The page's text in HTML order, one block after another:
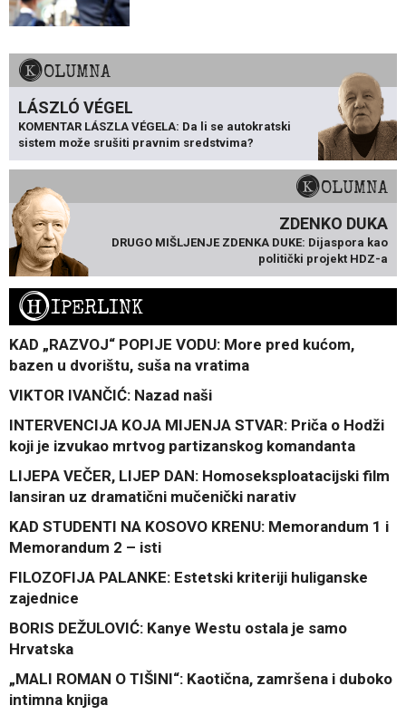
KOLUMNA
LÁSZLÓ VÉGEL
KOMENTAR LÁSZLA VÉGELA: Da li se autokratski
sistem može srušiti pravnim sredstvima?
KOLUMNA
ZDENKO DUKA
DRUGO MIŠLJENJE ZDENKA DUKE: Dijaspora kao
politički projekt HDZ-a
HIPERLINK
KAD „RAZVOJ“ POPIJE VODU: More pred kućom,
bazen u dvorištu, suša na vratima
VIKTOR IVANČIĆ: Nazad naši
INTERVENCIJA KOJA MIJENJA STVAR: Priča o Hodži
koji je izvukao mrtvog partizanskog komandanta
LIJEPA VEČER, LIJEP DAN: Homoseksploatacijski film
lansiran uz dramatični mučenički narativ
KAD STUDENTI NA KOSOVO KRENU: Memorandum 1 i
Memorandum 2 – isti
FILOZOFIJA PALANKE: Estetski kriteriji huliganske
zajednice
BORIS DEŽULOVIĆ: Kanye Westu ostala je samo
Hrvatska
„MALI ROMAN O TIŠINI“: Kaotična, zamršena i duboko
intimna knjiga